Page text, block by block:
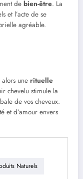
de bien-être. La
et l’acte de se
agréable.
une rituelle
chevelu stimule la
de vos cheveux.
et d’amour envers
Naturels